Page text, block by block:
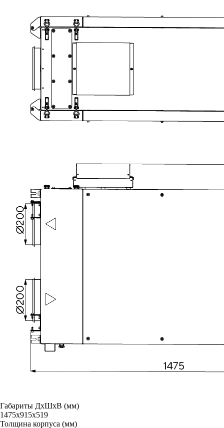
Габариты ДxШxВ (мм)
1475x915x519
Толщина корпуса (мм)